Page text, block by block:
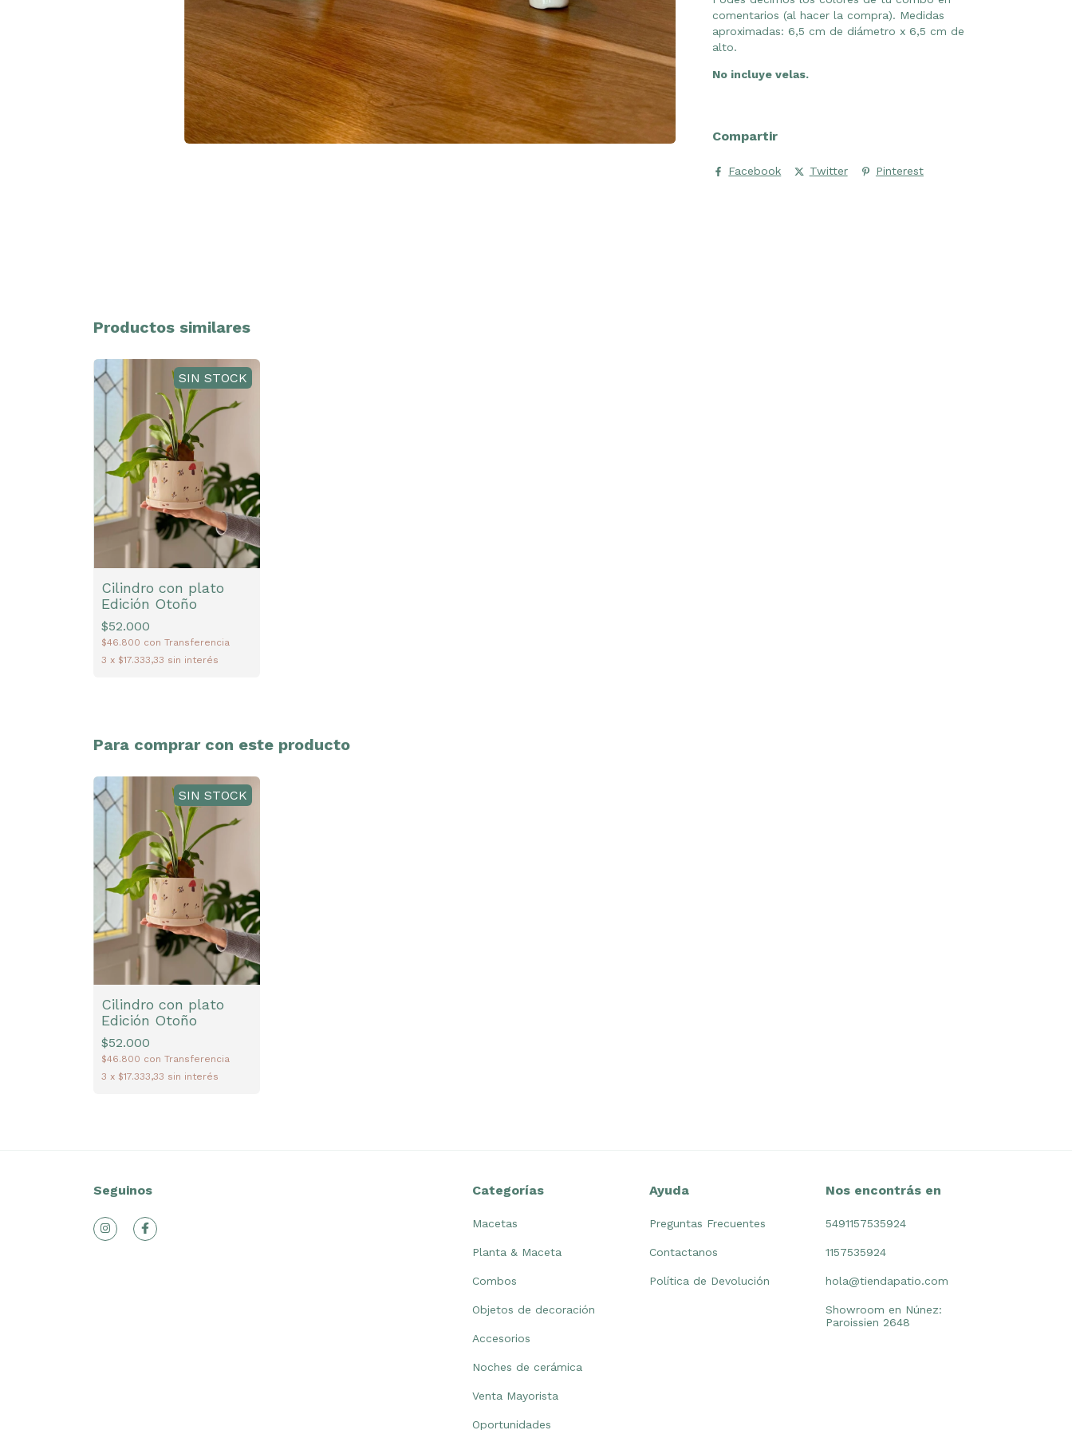
comentarios (al hacer la compra). Medidas
aproximadas: 6,5 cm de diámetro x 6,5 cm de
alto.
No incluye velas.
Compartir
Facebook Twitter Pinterest
Productos similares
SIN STOCK
Cilindro con plato
Edición Otoño
$52.000
$46.800 con Transferencia
3 x $17.333,33 sin interés
Para comprar con este producto
SIN STOCK
Cilindro con plato
Edición Otoño
$52.000
$46.800 con Transferencia
3 x $17.333,33 sin interés
Seguinos Categorías
Macetas
Planta & Maceta
Combos
Objetos de decoración
Accesorios
Noches de cerámica
Venta Mayorista
Oportunidades
Ayuda
Preguntas Frecuentes
Contactanos
Política de Devolución
Nos encontrás en
5491157535924
1157535924
hola@tiendapatio.com
Showroom en Núnez:
Paroissien 2648